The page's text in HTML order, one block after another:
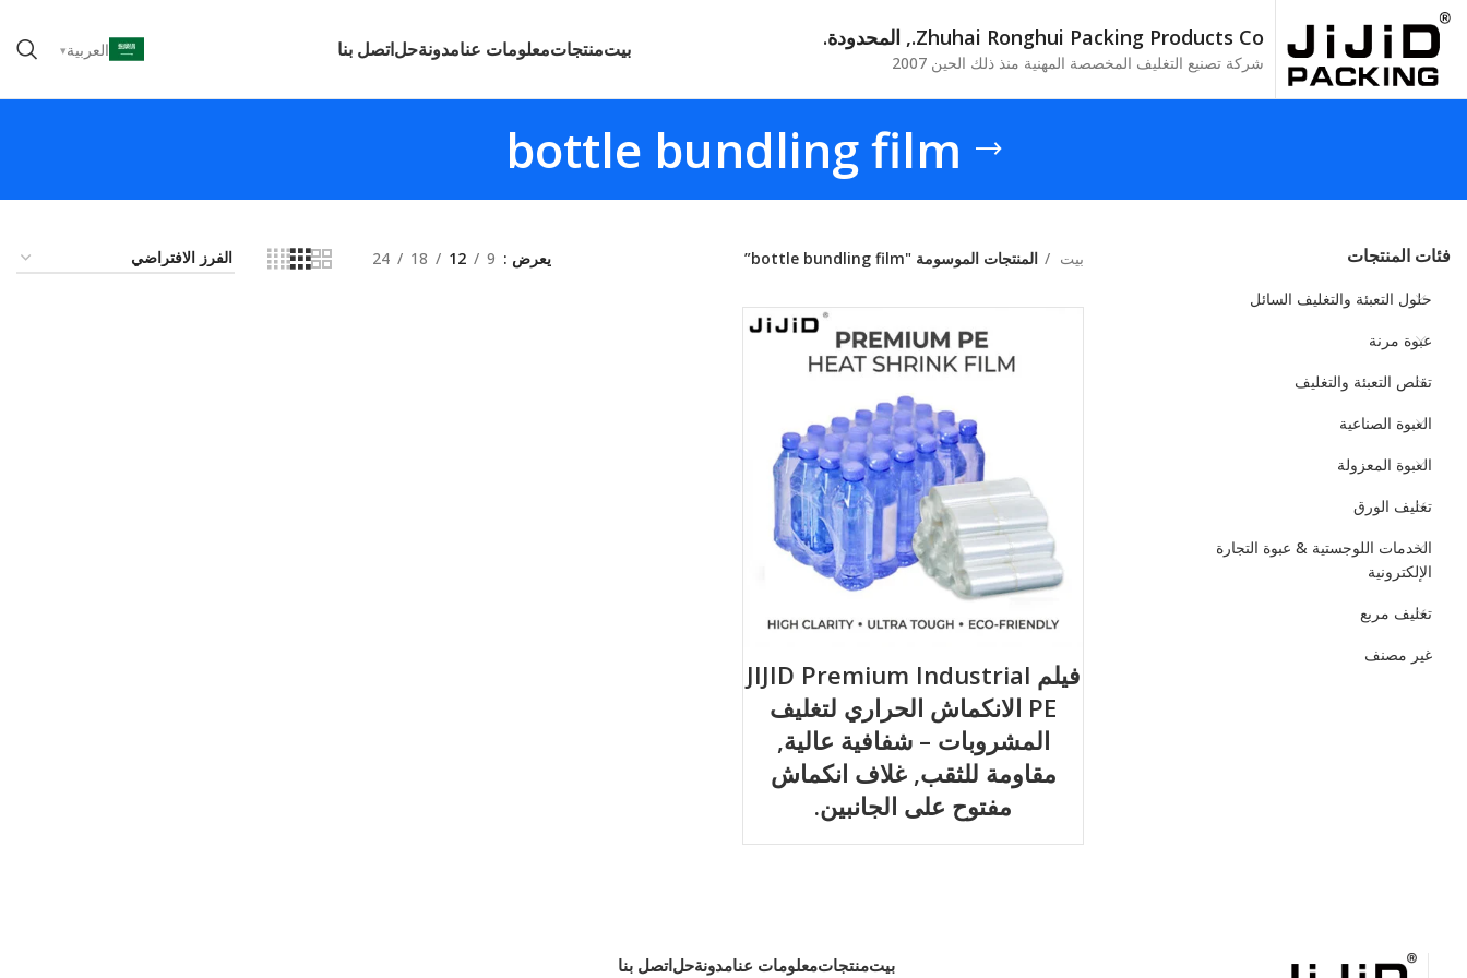
Zhuhai Ronghui Packing Products Co., المحدودة.
شركة تصنيع التغليف المخصصة المهنية منذ ذلك الحين 2007
بيتمنتجاتمعلومات عنامدونةحلاتصل بنا العربية
bottle bundling film
فئات المنتجات
حلول التعبئة والتغليف السائل
عبوة مرنة
تقلص التعبئة والتغليف
العبوة الصناعية
العبوة المعزولة
تغليف الورق
الخدمات اللوجستية & عبوة التجارة
الإلكترونية
تغليف مربع
غير مصنف
بيت المنتجات الموسومة "bottle bundling film
” يعرض 9
12
18
24
فيلم JIJID Premium Industrial
PE الانكماش الحراري لتغليف
المشروبات – شفافية عالية,
مقاومة للثقب, غلاف انكماش
مفتوح على الجانبين.
بيتمنتجاتمعلومات عنامدونةحلاتصل بنا